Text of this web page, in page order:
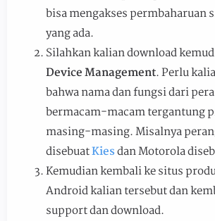
bisa mengakses permbaharuan
yang ada.
Silahkan kalian download
Device Management. Perlu
bahwa nama dan fungsi dari
bermacam-macam tergantung
masing-masing. Misalnya
disebuatKiesdan Motorola
Kemudian kembali ke situs
Android kalian tersebut dan
support dan download.